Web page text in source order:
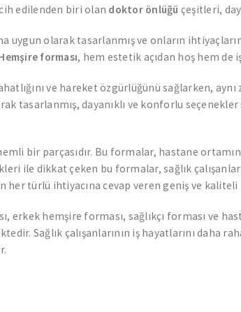
edilenden biri olan doktor önlüğü çeşitleri,
uygun olarak tasarlanmış ve onların
forması, hem estetik açıdan hoş hem
ve hareket özgürlüğünü sağlarken,
tasarlanmış, dayanıklı ve konforlu
bir parçasıdır. Bu formalar, hastane
ile dikkat çeken bu formalar, sağlık
her türlü ihtiyacına cevap veren geniş ve
erkek hemşire forması, sağlıkçı forması ve
Sağlık çalışanlarının iş hayatlarını